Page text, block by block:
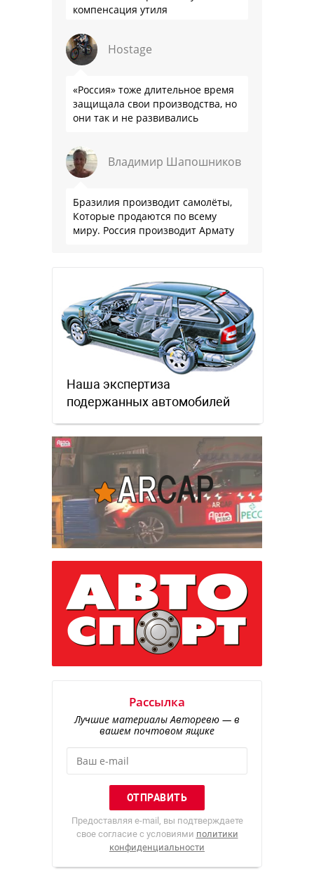
компенсация утиля
что прям эталон коррупции
Hostage
«Россия» тоже длительное время
защищала свои производства, но
они так и не развивались
Владимир Шапошников
Бразилия производит самолёты,
Которые продаются по всему
миру. Россия производит Армату
Наша экспертиза
подержанных автомобилей
Рассылка
Лучшие материалы Авторевю — в
вашем почтовом ящике
Предоставляя e-mail, вы подтверждаете
свое согласие с условиями политики
конфиденциальности